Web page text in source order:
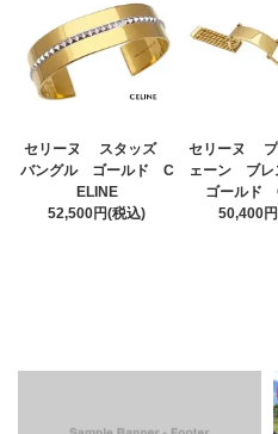
セリーヌ スタッズ
バングル ゴールド C
ELINE
52,500円(税込)
セリーヌ プ
ェーン ブ
ゴールド
50,400